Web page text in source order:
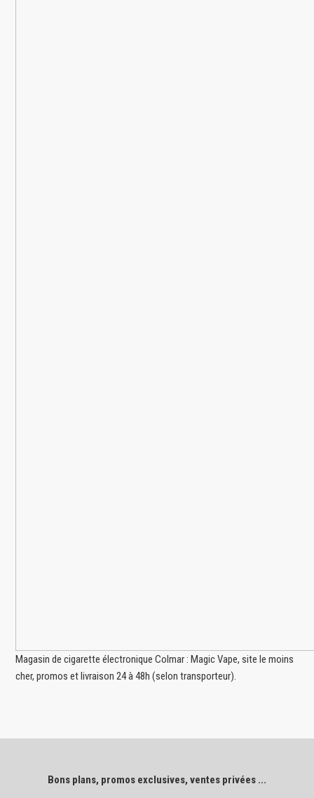
Magasin de cigarette électronique Colmar : Magic Vape, site le moins
cher, promos et livraison 24 à 48h (selon transporteur).
Bons plans, promos exclusives, ventes privées ...